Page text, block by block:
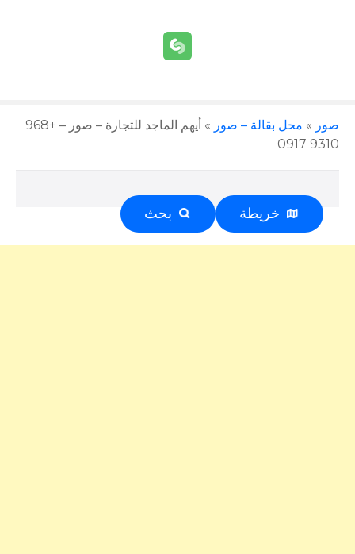
صور » محل بقالة – صور »
أيهم الماجد للتجارة – صور – +968
9310 0917
خريطة بحثإعلان